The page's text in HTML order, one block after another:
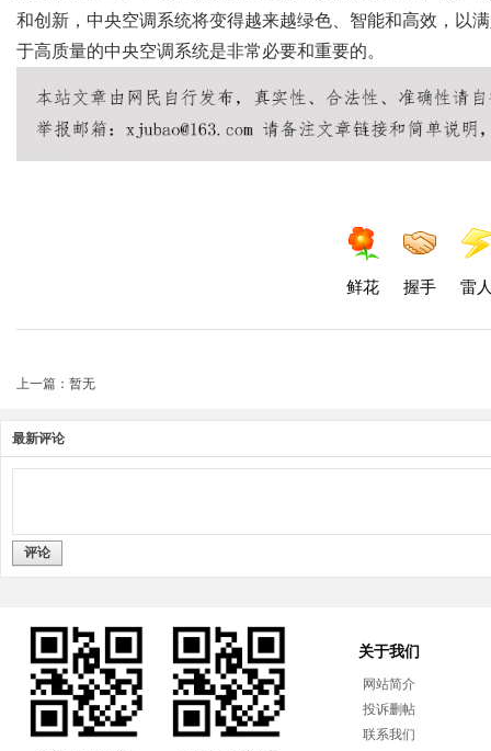
和创新，中央空调系统将变得越来越绿色、智能和高效，以
于高质量的中央空调系统是非常必要和重要的。
鲜花 握手 雷
上一篇：暂无
最新评论
评论
关于我们
网站简介
投诉删帖
联系我们